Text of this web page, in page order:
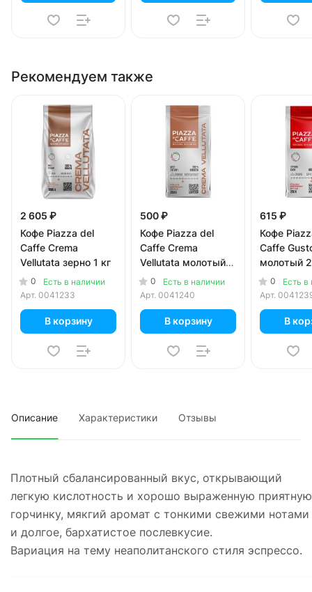
Рекомендуем также
2 605 ₽
Кофе Piazza del
Caffe Crema
Vellutata зерно 1 кг
0
Есть в наличии
Арт. 0041233
В корзину
500 ₽
Кофе Piazza del
Caffe Crema
Vellutata молотый
250 гр
0
Есть в наличии
Арт. 0041240
В корзину
615 ₽
Кофе
Caffe
молотый
0
Есть в
Арт.
В
Описание Характеристики Отзывы
Плотный сбалансированный вкус, открывающий
легкую кислотность и хорошо выраженную приятную
горчинку, мякгий аромат с тонкими свежими нотами
и долгое, бархатистое послевкусие.
Вариация на тему неаполитанского стиля эспрессо.